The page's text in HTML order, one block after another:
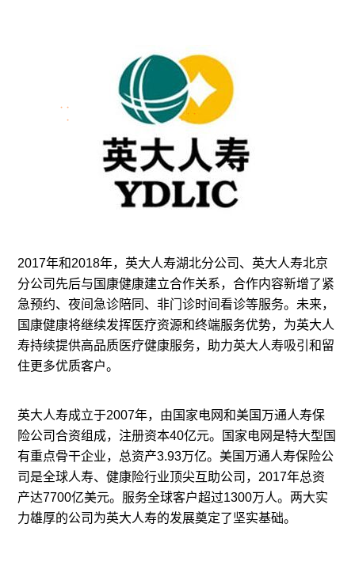
2017年和2018年，英大人寿湖北分公司、英大人寿北京
分公司先后与国康健康建立合作关系，合作内容新增了紧
急预约、夜间急诊陪同、非门诊时间看诊等服务。未来，
国康健康将继续发挥医疗资源和终端服务优势，为英大人
寿持续提供高品质医疗健康服务，助力英大人寿吸引和留
住更多优质客户。
英大人寿成立于2007年，由国家电网和美国万通人寿保
险公司合资组成，注册资本40亿元。国家电网是特大型国
有重点骨干企业，总资产3.93万亿。美国万通人寿保险公
司是全球人寿、健康险行业顶尖互助公司，2017年总资
产达7700亿美元。服务全球客户超过1300万人。两大实
力雄厚的公司为英大人寿的发展奠定了坚实基础。